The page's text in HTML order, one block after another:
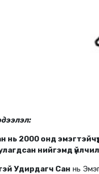
2000 онд
нийгэмд
Удирдагч Сан нь